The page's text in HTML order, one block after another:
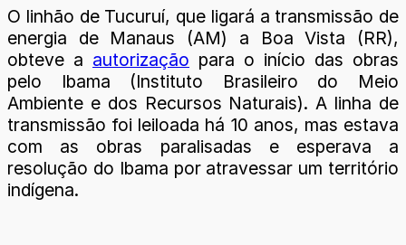
O linhão de Tucuruí, que ligará a transmissão de
energia de Manaus (AM) a Boa Vista (RR),
obteve a autorização para o início das obras
pelo Ibama (Instituto Brasileiro do Meio
Ambiente e dos Recursos Naturais). A linha de
transmissão foi leiloada há 10 anos, mas estava
com as obras paralisadas e esperava a
resolução do Ibama por atravessar um território
indígena.